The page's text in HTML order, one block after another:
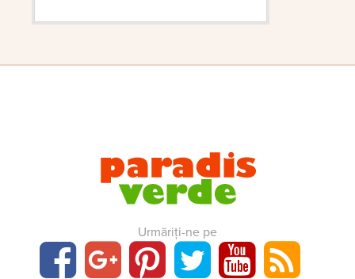
Urmăriți-ne pe